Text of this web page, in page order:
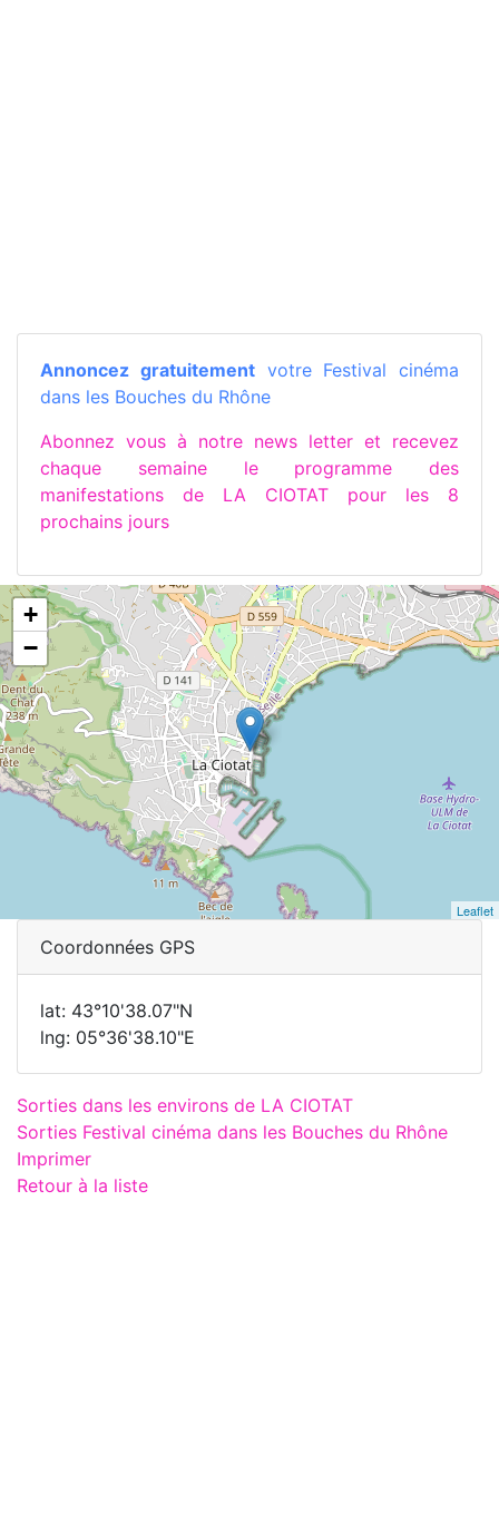
Annoncez gratuitementvotre Festival cinéma
dans les Bouches du Rhône
Abonnez vous à notre news letter et recevez
chaque semaine le programme des
manifestations de LA CIOTAT pour les 8
prochains jours
+
−
Leaflet
Coordonnées GPS
lat: 43°10'38.07"N
lng: 05°36'38.10"E
Sorties dans les environs de LA CIOTAT
Sorties Festival cinéma dans les Bouches du Rhône
Imprimer
Retour à la liste